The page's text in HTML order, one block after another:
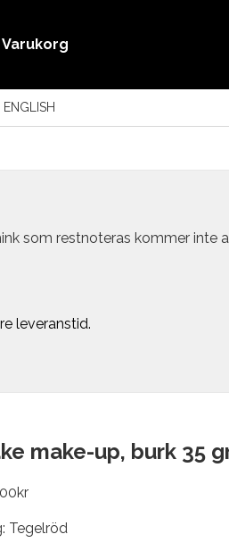
ENGLISH
som restnoteras kommer inte
leveranstid.
make-up, burk 35
kr
Tegelröd